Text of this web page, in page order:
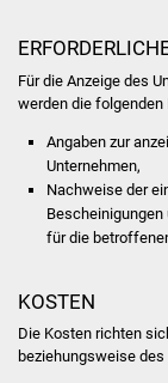
Für die Anzeige des
werden die
Angaben zur
Unternehmen,
Nachweise der
Bescheinigungen
für die
KOSTEN
Die Kosten richten
beziehungsweise